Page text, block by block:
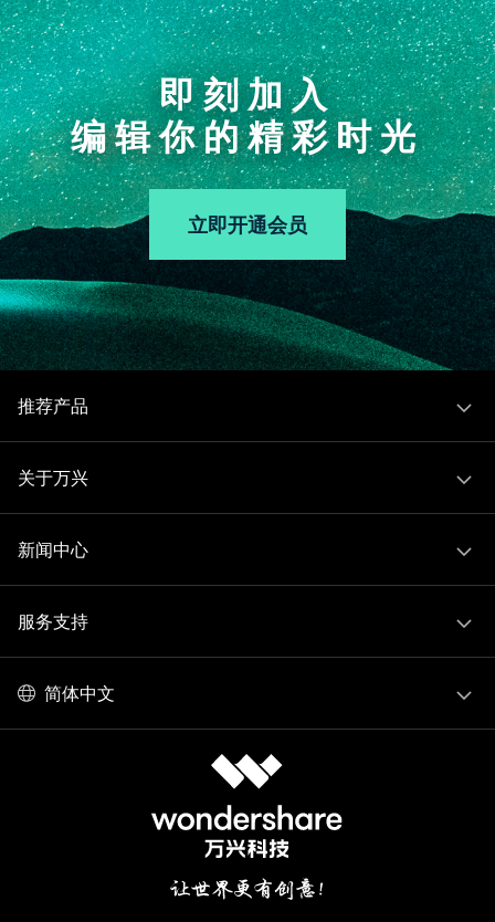
即刻加入
编辑你的精彩时光
立即开通会员
推荐产品
关于万兴
新闻中心
服务支持
简体中文